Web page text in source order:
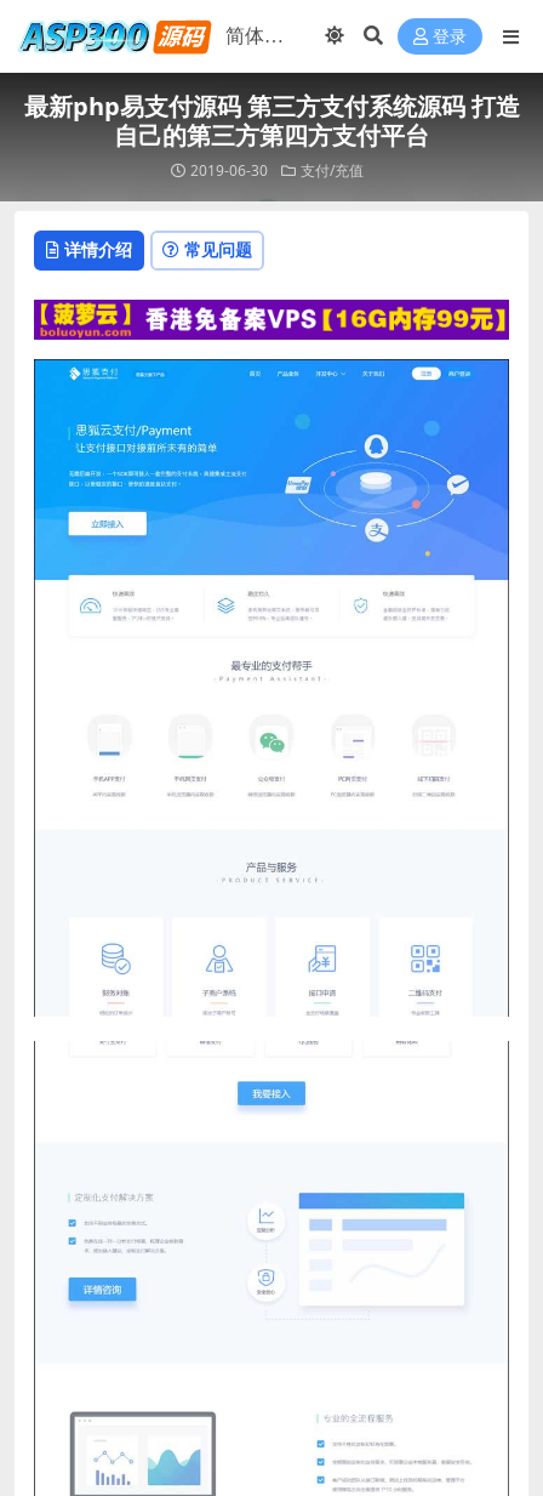
登录
最新php易支付源码 第三方支付系统源码 打造
自己的第三方第四方支付平台
2019-06-30 支付/充值
详情介绍 常见问题